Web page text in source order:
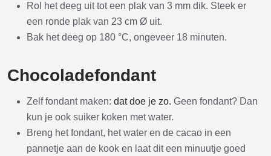
Rol het deeg uit tot een plak van 3 mm dik. Steek er
een ronde plak van 23 cm Ø uit.
Bak het deeg op 180 °C, ongeveer 18 minuten.
Chocoladefondant
Zelf fondant maken: dat doe je zo. Geen fondant? Dan
kun je ook suiker koken met water.
Breng het fondant, het water en de cacao in een
pannetje aan de kook en laat dit een minuutje goed